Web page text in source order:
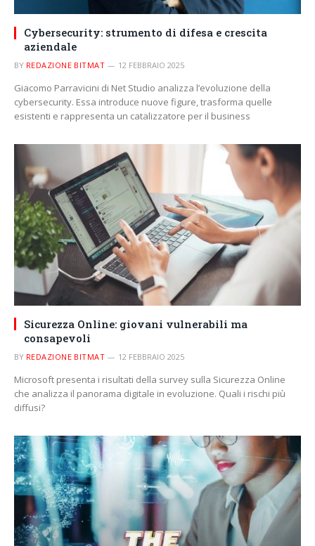
Cybersecurity: strumento di difesa e crescita
aziendale
BY REDAZIONE BITMAT 12 FEBBRAIO 2025
Giacomo Parravicini di Net Studio analizza l’evoluzione della
cybersecurity. Essa introduce nuove figure, trasforma quelle
esistenti e rappresenta un catalizzatore per il business
Sicurezza Online: giovani vulnerabili ma
consapevoli
BY REDAZIONE BITMAT 12 FEBBRAIO 2025
Microsoft presenta i risultati della survey sulla Sicurezza Online
che analizza il panorama digitale in evoluzione. Quali i rischi più
diffusi?